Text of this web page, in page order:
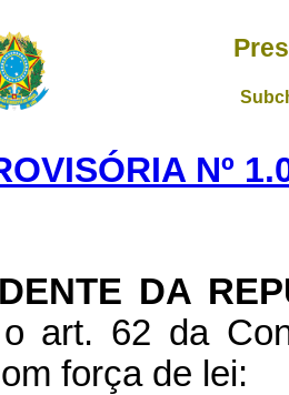
Nº
DA
o art. 62 da
força de lei: